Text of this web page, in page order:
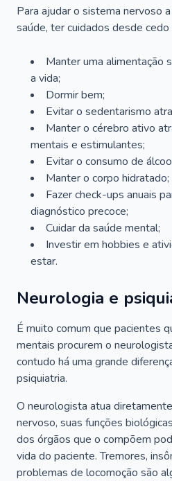
Para ajudar o sistema nervoso
saúde, ter cuidados desde cedo
Manter uma alimentação
a vida;
Dormir bem;
Evitar o sedentarismo
Manter o cérebro ativo
mentais e estimulantes;
Evitar o consumo de
Manter o corpo hidratado;
Fazer check-ups anuais
diagnóstico precoce;
Cuidar da saúde mental;
Investir em hobbies e
estar.
Neurologia e
É muito comum que pacientes
mentais procurem o
contudo há uma grande
psiquiatria.
O neurologista atua
nervoso, suas funções
dos órgãos que o compõem
vida do paciente. Tremores,
problemas de locomoção são